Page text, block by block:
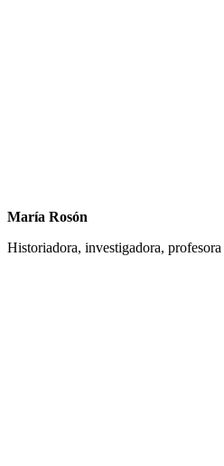
María Rosón
Historiadora, investigadora, profesora